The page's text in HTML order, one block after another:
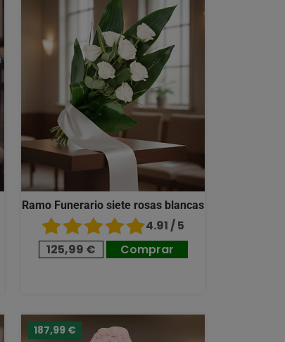
Ramo Funerario siete rosas blancas
4.91 / 5
125,99 €
Comprar
187,99 €